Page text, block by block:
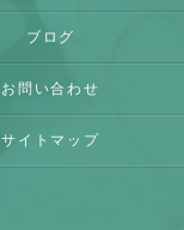
ブログ
お問い合わせ
サイトマップ